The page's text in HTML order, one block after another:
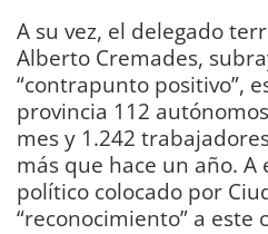
A su vez, el delegado
Alberto Cremades,
“contrapunto positivo”,
provincia 112
mes y 1.242
más que hace un año. A
político colocado por
“reconocimiento” a este